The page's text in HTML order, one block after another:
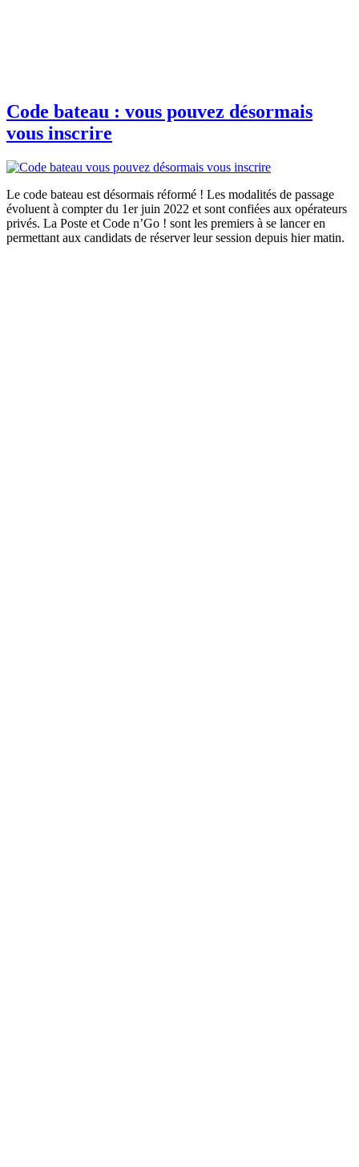
Code bateau : vous pouvez désormais
vous inscrire
Le code bateau est désormais réformé ! Les modalités de passage
évoluent à compter du 1er juin 2022 et sont confiées aux opérateurs
privés. La Poste et Code n’Go ! sont les premiers à se lancer en
permettant aux candidats de réserver leur session depuis hier matin.